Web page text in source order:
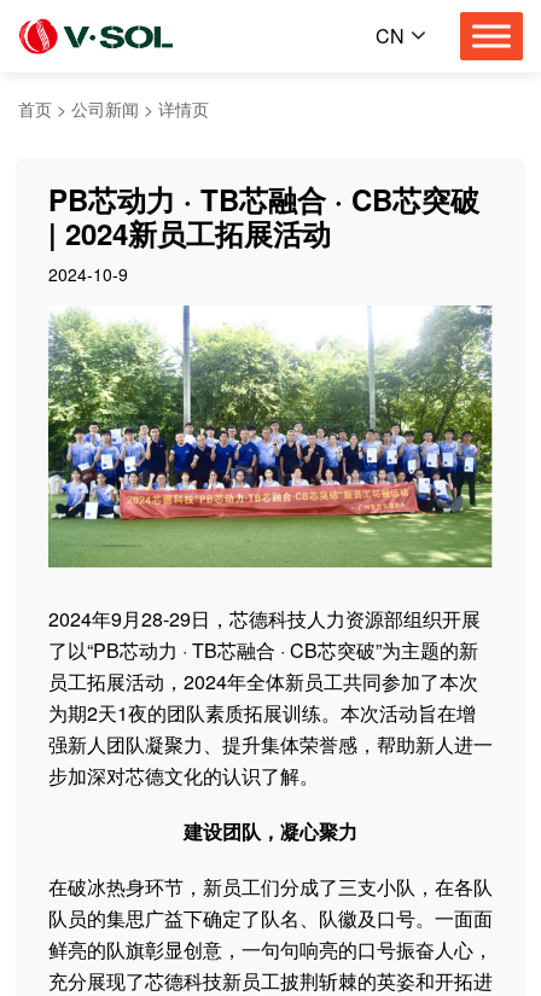
CN
首页 > 公司新闻 > 详情页
PB芯动力 · TB芯融合 · CB芯突破
| 2024新员工拓展活动
2024-10-9
2024年9月28-29日，芯德科技人力资源部组织开展
了以“PB芯动力 · TB芯融合 · CB芯突破”为主题的新
员工拓展活动，2024年全体新员工共同参加了本次
为期2天1夜的团队素质拓展训练。本次活动旨在增
强新人团队凝聚力、提升集体荣誉感，帮助新人进一
步加深对芯德文化的认识了解。
建设团队，凝心聚力
在破冰热身环节，新员工们分成了三支小队，在各队
队员的集思广益下确定了队名、队徽及口号。一面面
鲜亮的队旗彰显创意，一句句响亮的口号振奋人心，
充分展现了芯德科技新员工披荆斩棘的英姿和开拓进